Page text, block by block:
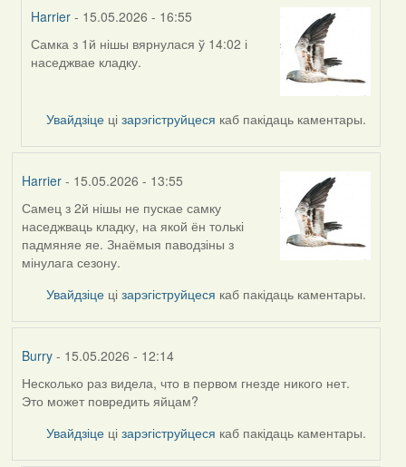
Harrier - 15.05.2026 - 16:55
In
reply
Harrier
Самка з 1й нішы вярнулася ў 14:02 і
наседжвае кладку.
Увайдзіце цізарэгіструйцеся каб пакідаць каментары.
Harrier- 15.05.2026 - 13:55
Самец з 2й нішы не пускае самку
наседжваць кладку, на якой ён толькі
падмяняе яе. Знаёмыя паводзіны з
мінулага сезону.
Увайдзіце цізарэгіструйцеся каб пакідаць каментары.
Burry- 15.05.2026 - 12:14
Несколько раз видела, что в первом гнезде никого нет.
Это может повредить яйцам?
Увайдзіце цізарэгіструйцеся каб пакідаць каментары.